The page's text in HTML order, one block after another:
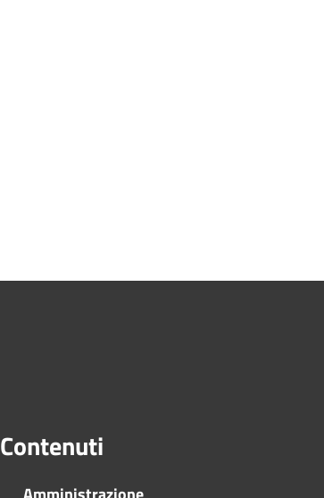
Contenuti